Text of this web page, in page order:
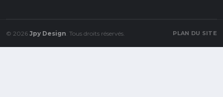
© 2026 Jpy Design. Tous droits réservés. PLAN DU SITE